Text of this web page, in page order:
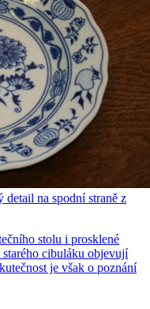
detail na spodní straně z
stolu i prosklené
starého cibuláku objevují
je však o poznání